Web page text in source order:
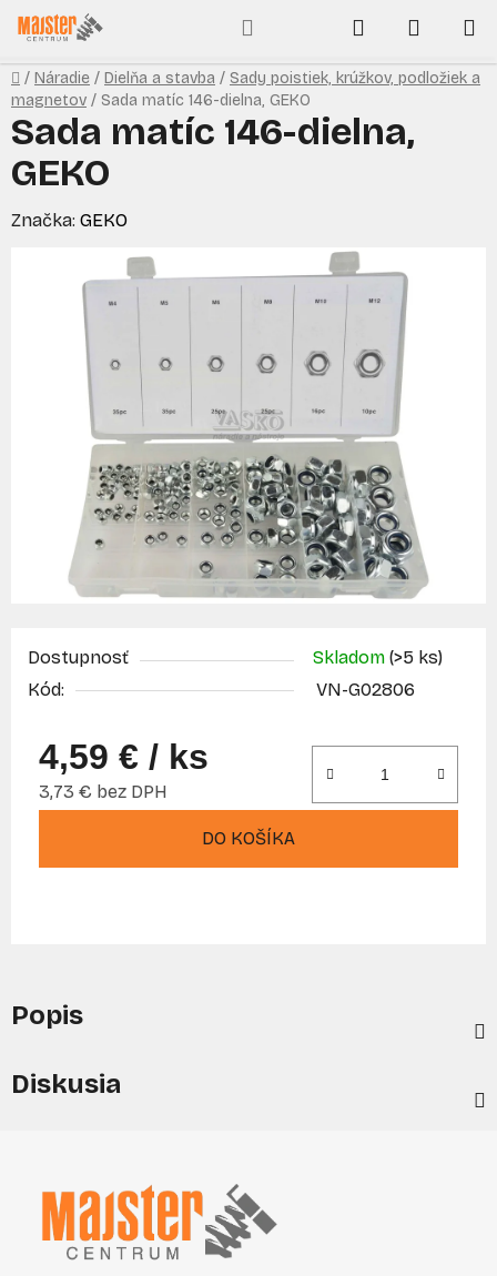
Prejsť
na
obsah
Hľadať
KOŠÍK
Domov
/ Náradie / Dielňa a stavba / Sady poistiek, krúžkov, podložiek a
magnetov / Sada matíc 146-dielna, GEKO
Dostupnosť Skladom (>5 ks)
Kód:
VN-G02806
4,59 € / ks
3,73 € bez DPH
DO KOŠÍKA
Sada matíc 146-dielna,
GEKO
Značka: GEKO
Popis
Diskusia